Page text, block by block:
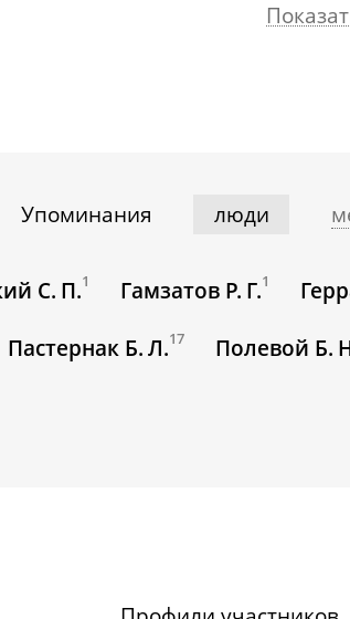
Упоминания люди
С. П.1 Гамзатов Р. Г.1
Пастернак Б. Л.17 Полевой Б.